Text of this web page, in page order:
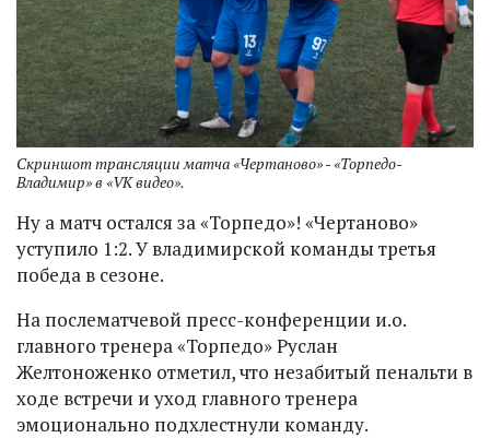
Скриншот трансляции матча «Чертаново» - «Торпедо-
Владимир» в «VK видео».
Ну а матч остался за «Торпедо»! «Чертаново»
уступило 1:2. У владимирской команды третья
победа в сезоне.
На послематчевой пресс-конференции и.о.
главного тренера «Торпедо» Руслан
Желтоноженко отметил, что незабитый пенальти в
ходе встречи и уход главного тренера
эмоционально подхлестнули команду.